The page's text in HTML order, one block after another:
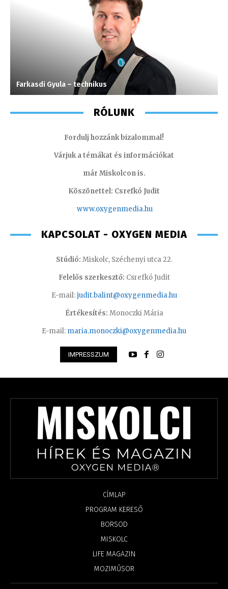
Farkasdi Gyula – technikus
RÓLUNK
Fordulj hozzánk bizalommal!
Várjuk a témákat és információkat
már Miskolcon is.
Köszönettel: Csrefkó Judit
www.oxygenmedia.hu
KAPCSOLAT - OXYGEN MEDIA
Stúdió: Miskolc, Széchenyi utca 22.
Felelős szerkesztő: Csrefkó Judit
E-mail:judit.balint@oxygenmedia.hu
Értékesítés: Monoczki Mária
E-mail: maria.monoczki@oxygenmedia.hu
IMPRESSZUM
CÍMLAP
PROGRAM KERESŐ
BORSOD
MISKOLC
LIFE MAGAZIN
MOZIMŰSOR